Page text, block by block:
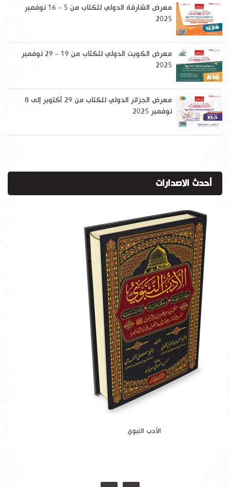
معرض الشارقة الدولي للكتاب من 5 - 16 نوفمبر
2025
معرض الكويت الدولي للكتاب من 19 - 29 نوفمبر
2025
معرض الجزائر الدولي للكتاب من 29 أكتوبر إلى 8
نوفمبر 2025
أحدث الاصدارات
الأدب النبوي